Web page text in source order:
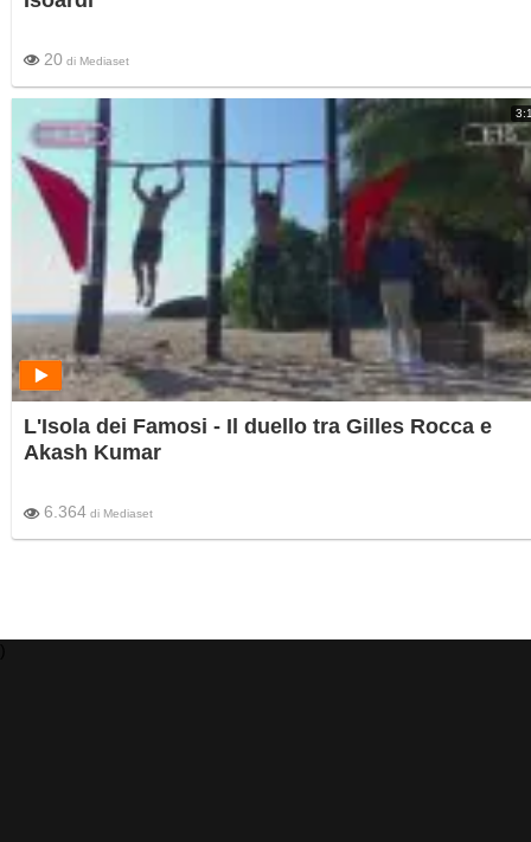
20 di Mediaset
L'Isola dei Famosi - Il duello tra Gilles Rocca e
Akash Kumar
6.364 di Mediaset